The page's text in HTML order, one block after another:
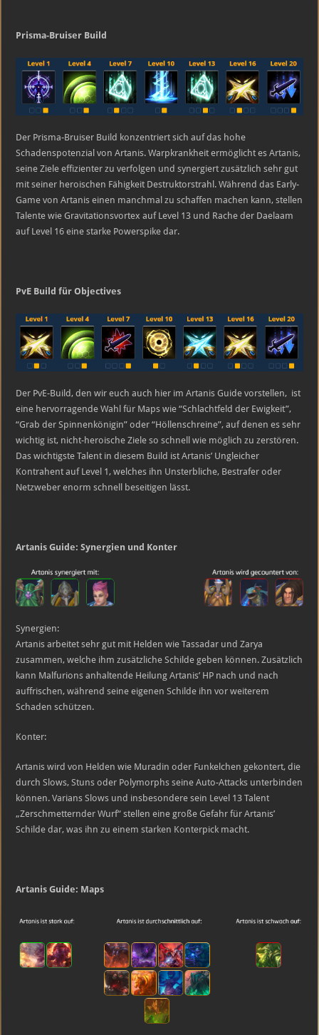
Prisma-Bruiser Build
Der Prisma-Bruiser Build konzentriert sich auf das hohe
Schadenspotenzial von Artanis. Warpkrankheit ermöglicht es Artanis,
seine Ziele effizienter zu verfolgen und synergiert zusätzlich sehr gut
mit seiner heroischen Fähigkeit Destruktorstrahl. Während das Early-
Game von Artanis einen manchmal zu schaffen machen kann, stellen
Talente wie Gravitationsvortex auf Level 13 und Rache der Daelaam
auf Level 16 eine starke Powerspike dar.
PvE Build für Objectives
Der PvE-Build, den wir euch auch hier im Artanis Guide vorstellen, ist
eine hervorragende Wahl für Maps wie “Schlachtfeld der Ewigkeit”,
“Grab der Spinnenkönigin” oder “Höllenschreine”, auf denen es sehr
wichtig ist, nicht-heroische Ziele so schnell wie möglich zu zerstören.
Das wichtigste Talent in diesem Build ist Artanis’ Ungleicher
Kontrahent auf Level 1, welches ihn Unsterbliche, Bestrafer oder
Netzweber enorm schnell beseitigen lässt.
Artanis Guide: Synergien und Konter
Synergien:
Artanis arbeitet sehr gut mit Helden wie Tassadar und Zarya
zusammen, welche ihm zusätzliche Schilde geben können. Zusätzlich
kann Malfurions anhaltende Heilung Artanis’ HP nach und nach
auffrischen, während seine eigenen Schilde ihn vor weiterem
Schaden schützen.
Konter:
Artanis wird von Helden wie Muradin oder Funkelchen gekontert, die
durch Slows, Stuns oder Polymorphs seine Auto-Attacks unterbinden
können. Varians Slows und insbesondere sein Level 13 Talent
„Zerschmetternder Wurf“ stellen eine große Gefahr für Artanis’
Schilde dar, was ihn zu einem starken Konterpick macht.
Artanis Guide: Maps